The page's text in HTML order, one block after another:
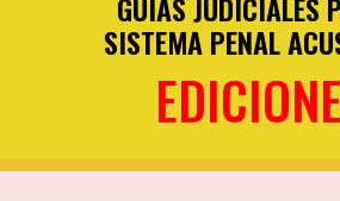
GUÍAS JUDICIALES
SISTEMA PENAL